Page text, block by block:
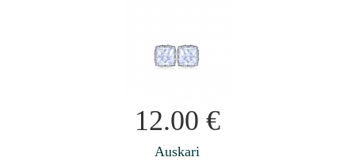
12.00 €
Auskari